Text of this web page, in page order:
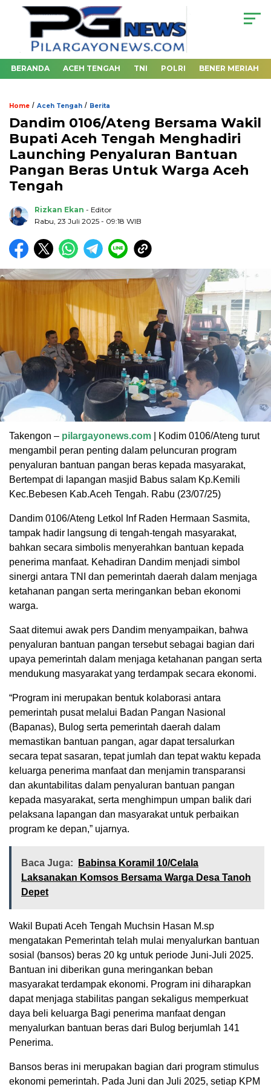
BERANDA ACEH TENGAH TNI POLRI BENER MERIAH
Home / Aceh Tengah / Berita
Dandim 0106/Ateng Bersama Wakil
Bupati Aceh Tengah Menghadiri
Launching Penyaluran Bantuan
Pangan Beras Untuk Warga Aceh
Tengah
Rizkan Ekan - Editor
Rabu, 23 Juli 2025 - 09:18 WIB
Takengon – pilargayonews.com | Kodim 0106/Ateng turut
mengambil peran penting dalam peluncuran program
penyaluran bantuan pangan beras kepada masyarakat,
Bertempat di lapangan masjid Babus salam Kp.Kemili
Kec.Bebesen Kab.Aceh Tengah. Rabu (23/07/25)
Dandim 0106/Ateng Letkol Inf Raden Hermaan Sasmita,
tampak hadir langsung di tengah-tengah masyarakat,
bahkan secara simbolis menyerahkan bantuan kepada
penerima manfaat. Kehadiran Dandim menjadi simbol
sinergi antara TNI dan pemerintah daerah dalam menjaga
ketahanan pangan serta meringankan beban ekonomi
warga.
Saat ditemui awak pers Dandim menyampaikan, bahwa
penyaluran bantuan pangan tersebut sebagai bagian dari
upaya pemerintah dalam menjaga ketahanan pangan serta
mendukung masyarakat yang terdampak secara ekonomi.
“Program ini merupakan bentuk kolaborasi antara
pemerintah pusat melalui Badan Pangan Nasional
(Bapanas), Bulog serta pemerintah daerah dalam
memastikan bantuan pangan, agar dapat tersalurkan
secara tepat sasaran, tepat jumlah dan tepat waktu kepada
keluarga penerima manfaat dan menjamin transparansi
dan akuntabilitas dalam penyaluran bantuan pangan
kepada masyarakat, serta menghimpun umpan balik dari
pelaksana lapangan dan masyarakat untuk perbaikan
program ke depan,” ujarnya.
Baca Juga:
‎Babinsa Koramil 10/Celala
Laksanakan Komsos Bersama Warga Desa Tanoh
Depet
Wakil Bupati Aceh Tengah Muchsin Hasan M.sp
mengatakan Pemerintah telah mulai menyalurkan bantuan
sosial (bansos) beras 20 kg untuk periode Juni-Juli 2025.
Bantuan ini diberikan guna meringankan beban
masyarakat terdampak ekonomi. Program ini diharapkan
dapat menjaga stabilitas pangan sekaligus memperkuat
daya beli keluarga Bagi penerima manfaat dengan
menyalurkan bantuan beras dari Bulog berjumlah 141
Penerima.
Bansos beras ini merupakan bagian dari program stimulus
ekonomi pemerintah. Pada Juni dan Juli 2025, setiap KPM